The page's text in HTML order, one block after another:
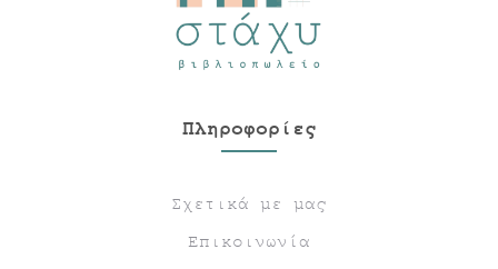
Πληροφορίες
Σχετικά με μας
Επικοινωνία